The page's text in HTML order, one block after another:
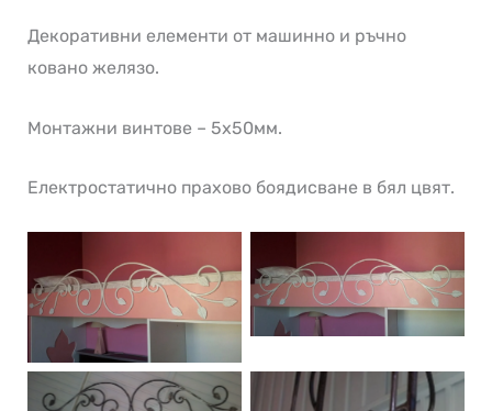
Декоративни елементи от машинно и ръчно
ковано желязо.
Монтажни винтове – 5х50мм.
Електростатично прахово боядисване в бял цвят.